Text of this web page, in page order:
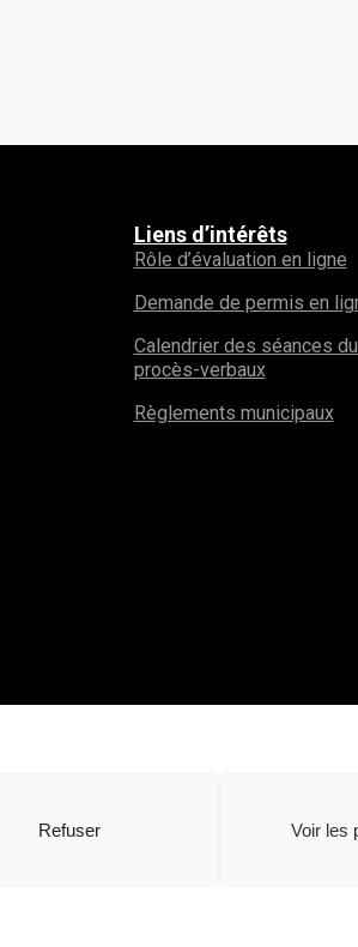
Refuser Voir les
Liens d’intérêts
Rôle d’évaluation en ligne
Demande de permis en
Calendrier des séances
procès-verbaux
Règlements municipaux